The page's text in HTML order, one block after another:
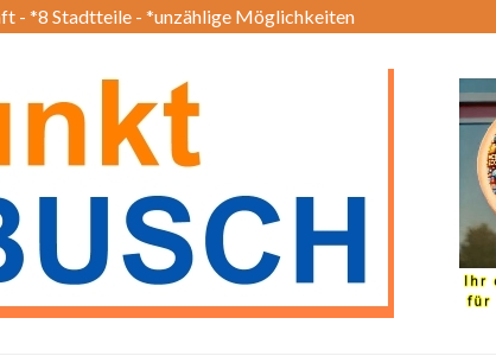
- *8 Stadtteile - *unzählige Möglichkeiten